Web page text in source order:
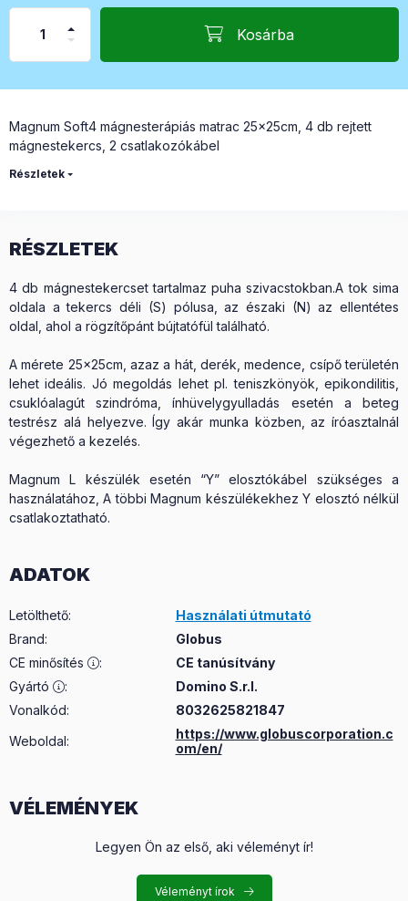
Kosárba
Magnum Soft4 mágnesterápiás matrac 25x25cm, 4 db rejtett
mágnestekercs, 2 csatlakozókábel
Részletek
RÉSZLETEK
4 db mágnestekercset tartalmaz puha szivacstokban.A tok sima
oldala a tekercs déli (S) pólusa, az északi (N) az ellentétes
oldal, ahol a rögzítőpánt bújtatófül található.
A mérete 25x25cm, azaz a hát, derék, medence, csípő területén
lehet ideális. Jó megoldás lehet pl. teniszkönyök, epikondilitis,
csuklóalagút szindróma, ínhüvelygyulladás esetén a beteg
testrész alá helyezve. Így akár munka közben, az íróasztalnál
végezhető a kezelés.
Magnum L készülék esetén “Y” elosztókábel szükséges a
használatához, A többi Magnum készülékekhez Y elosztó nélkül
csatlakoztatható.
ADATOK
Letölthető:
Használati útmutató
Brand:
Globus
CE minősítés
:
CE tanúsítvány
Gyártó
:
Domino S.r.l.
Vonalkód:
8032625821847
Weboldal:
https://www.globuscorporation.c
om/en/
VÉLEMÉNYEK
Legyen Ön az első, aki véleményt ír!
Véleményt írok